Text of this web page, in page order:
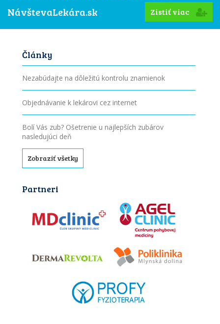
NávštevaLekára.sk
Zistiť viac
Články
Nezabúdajte na dôležitú kontrolu znamienok
Objednávanie k lekárovi cez internet
Bolí Vás zub? Ošetrenie u najlepších zubárov
nasledujúci deň
Zobraziť všetky
Partneri